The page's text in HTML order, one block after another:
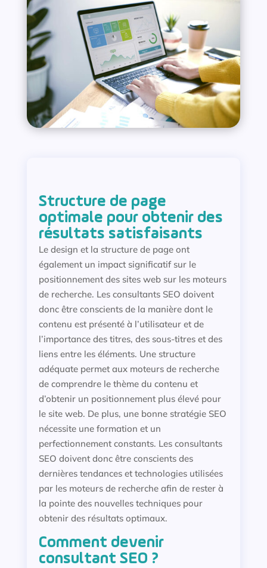
Structure de page
optimale pour obtenir des
résultats satisfaisants
Le design et la structure de page ont
également un impact significatif sur le
positionnement des sites web sur les moteurs
de recherche. Les consultants SEO doivent
donc être conscients de la manière dont le
contenu est présenté à l’utilisateur et de
l’importance des titres, des sous-titres et des
liens entre les éléments. Une structure
adéquate permet aux moteurs de recherche
de comprendre le thème du contenu et
d’obtenir un positionnement plus élevé pour
le site web. De plus, une bonne stratégie SEO
nécessite une formation et un
perfectionnement constants. Les consultants
SEO doivent donc être conscients des
dernières tendances et technologies utilisées
par les moteurs de recherche afin de rester à
la pointe des nouvelles techniques pour
obtenir des résultats optimaux.
Comment devenir
consultant SEO ?